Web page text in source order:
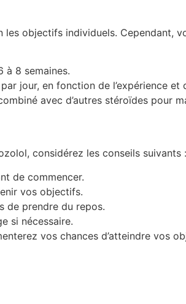
objectifs individuels. Cependant,
à 8 semaines.
jour, en fonction de l’expérience et
avec d’autres stéroïdes pour
considérez les conseils suivants :
de commencer.
vos objectifs.
de prendre du repos.
si nécessaire.
vos chances d’atteindre vos